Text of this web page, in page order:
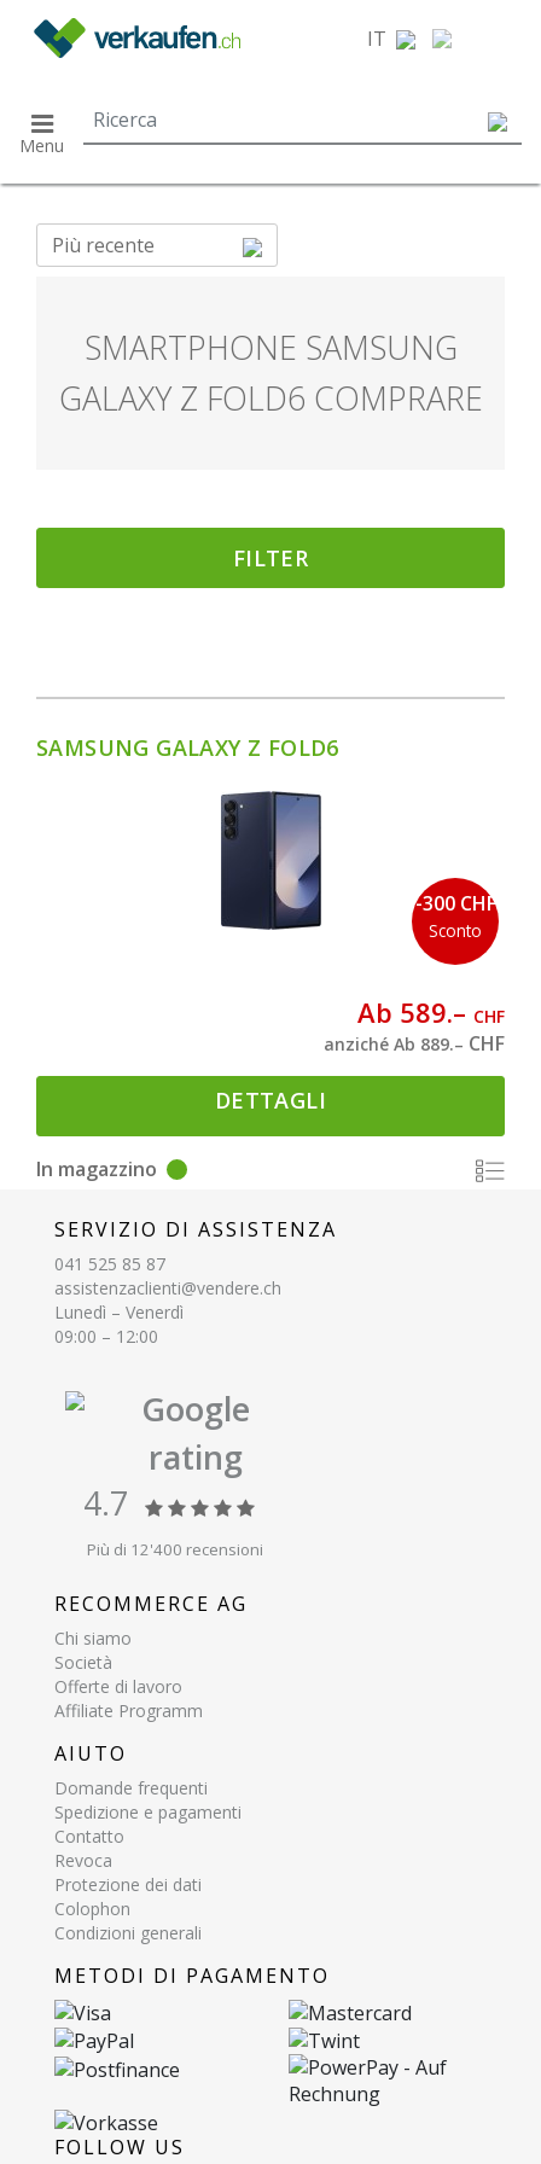
IT
Menu
Più recente
SMARTPHONE SAMSUNG
GALAXY Z FOLD6 COMPRARE
FILTER
-300 CHF
Sconto
SAMSUNG GALAXY Z FOLD6
Ab 589.– CHF
anziché Ab 889.– CHF
DETTAGLI
In magazzino
SERVIZIO DI ASSISTENZA
041 525 85 87
assistenzaclienti@vendere.ch
Lunedì – Venerdì
09:00 – 12:00
Google
rating
4.7
Più di 12'400 recensioni
RECOMMERCE AG
Chi siamo
Società
Offerte di lavoro
Affiliate Programm
AIUTO
Domande frequenti
Spedizione e pagamenti
Contatto
Revoca
Protezione dei dati
Colophon
Condizioni generali
METODI DI PAGAMENTO
FOLLOW US